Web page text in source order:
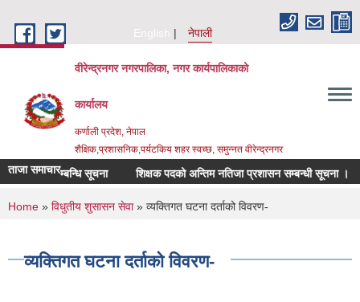
English
नेपाली
वीरेन्द्रनगर नगरपालिका, नगर कार्यपालिकाको
कार्यालय
कर्णाली प्रदेश, नेपाल
शैक्षिक,प्रशासनिक,पर्यटकिय शहर स्वच्छ, समुन्नत वीरेन्द्रनगर
ताजा समाचार
सम्बन्धि सूचना शिक्षक पदको अन्तिम नतिजा प्रशासन सम्बन्धी सूचना ।
You are here
Home » विधुतीय शुसासन सेवा» व्यक्तिगत घटना दर्ताको विवरण-
व्यक्तिगत घटना दर्ताको विवरण-